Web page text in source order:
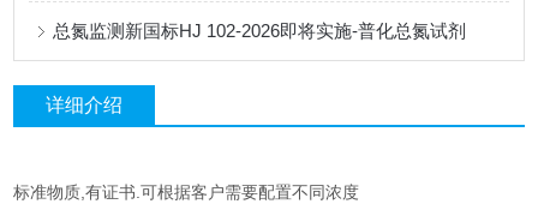
总氮监测新国标HJ 102-2026即将实施-普化总氮试剂
详细介绍
标准物质,有证书.可根据客户需要配置不同浓度